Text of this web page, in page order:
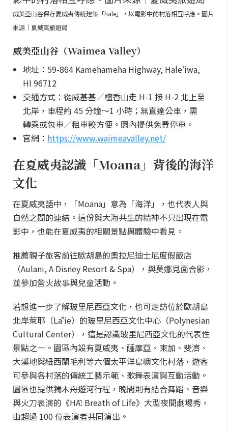
威美亞山谷保存夏威夷傳統建築「hale」，以電影中的村落相互呼應。圖片
來源｜夏威夷旅遊局
威美亞山谷（Waimea Valley）
地址：59-864 Kamehameha Highway, Haleʻiwa,
HI 96712
交通方式：從威基基／檀香山走 H-1 接 H-2 北上至
北岸，車程約 45 分鐘～1 小時；無直達公車，需
轉乘或包車／租車較方便。園內提供免費停車。
官網： https://www.waimeavalley.net/
在夏威夷認識「Moana」背後的海洋
文化
在夏威夷語中，「Moana」意為「海洋」，也代表人與
自然之間的連結。這份與大海共生的精神不只出現在電
影中，也能在夏威夷的相關景點與體驗中看見。
推薦親子旅客前往歐胡島的奧拉尼迪士尼度假飯店
（Aulani, A Disney Resort & Spa），與莫娜見面合影，
並參加營火故事與兒童活動。
若想進一步了解玻里尼西亞文化，也可走訪位於歐胡島
北岸萊耶（Lāʻie）的玻里尼西亞文化中心（Polynesian
Cultural Center），這是認識玻里尼西亞文化的代表性
景點之一。園區內設有夏威夷、薩摩亞、東加、斐濟、
大溪地與紐西蘭毛利等六個太平洋島嶼文化村落，遊客
可參與各村落的傳統工藝示範、歌舞表演與互動活動。
園區也提供獨木舟遊河行程，晚間則有結合舞蹈、音樂
與火刀表演的《HĀ: Breath of Life》大型夜間劇場秀，
由超過 100 位表演者共同演出。